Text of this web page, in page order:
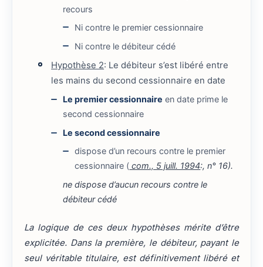
recours
Ni contre le premier cessionnaire
Ni contre le débiteur cédé
Hypothèse 2: Le débiteur s’est libéré entre
les mains du second cessionnaire en date
Le premier cessionnaire en date prime le
second cessionnaire
Le second cessionnaire
dispose d’un recours contre le premier
cessionnaire ( com., 5 juill. 1994:, n° 16).
ne dispose d’aucun recours contre le
débiteur cédé
La logique de ces deux hypothèses mérite d’être
explicitée. Dans la première, le débiteur, payant le
seul véritable titulaire, est définitivement libéré et